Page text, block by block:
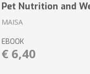
Pet Nutrition and
MAISA
EBOOK
€ 6,40